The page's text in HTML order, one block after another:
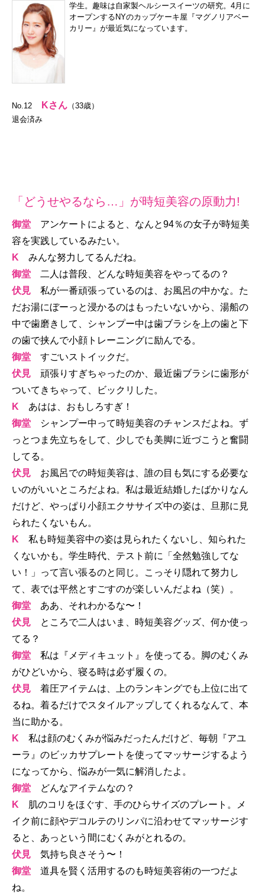
学生。趣味は自家製ヘルシースイーツの研究。4月に
オープンするNYのカップケーキ屋『マグノリアベー
カリー』が最近気になっています。
No.12 Kさん （33歳）
退会済み
「どうせやるなら…」が時短美容の原動力!
御堂 アンケートによると、なんと94％の女子が時短美
容を実践しているみたい。
K みんな努力してるんだね。
御堂 二人は普段、どんな時短美容をやってるの？
伏見 私が一番頑張っているのは、お風呂の中かな。た
だお湯にぼーっと浸かるのはもったいないから、湯船の
中で歯磨きして、シャンプー中は歯ブラシを上の歯と下
の歯で挟んで小顔トレーニングに励んでる。
御堂 すごいストイックだ。
伏見 頑張りすぎちゃったのか、最近歯ブラシに歯形が
ついてきちゃって、ビックリした。
K あはは、おもしろすぎ！
御堂 シャンプー中って時短美容のチャンスだよね。ず
っとつま先立ちをして、少しでも美脚に近づこうと奮闘
してる。
伏見 お風呂での時短美容は、誰の目も気にする必要な
いのがいいところだよね。私は最近結婚したばかりなん
だけど、やっぱり小顔エクササイズ中の姿は、旦那に見
られたくないもん。
K 私も時短美容中の姿は見られたくないし、知られた
くないかも。学生時代、テスト前に「全然勉強してな
い！」って言い張るのと同じ。こっそり隠れて努力し
て、表では平然とすごすのが楽しいんだよね（笑）。
御堂 ああ、それわかるな〜！
伏見 ところで二人はいま、時短美容グッズ、何か使っ
てる？
御堂 私は『メディキュット』を使ってる。脚のむくみ
がひどいから、寝る時は必ず履くの。
伏見 着圧アイテムは、上のランキングでも上位に出て
るね。着るだけでスタイルアップしてくれるなんて、本
当に助かる。
K 私は顔のむくみが悩みだったんだけど、毎朝『アユ
ーラ』のビッカサプレートを使ってマッサージするよう
になってから、悩みが一気に解消したよ。
御堂 どんなアイテムなの？
K 肌のコリをほぐす、手のひらサイズのプレート。メ
イク前に顔やデコルテのリンパに沿わせてマッサージす
ると、あっという間にむくみがとれるの。
伏見 気持ち良さそう〜！
御堂 道具を賢く活用するのも時短美容術の一つだよ
ね。